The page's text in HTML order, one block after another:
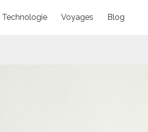
Technologie Voyages Blog